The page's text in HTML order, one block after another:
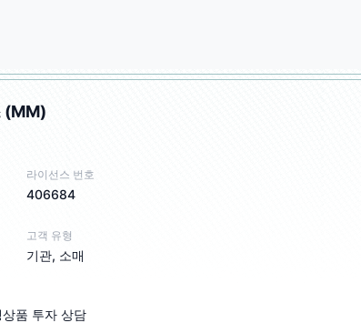
(MM)
라이선스 번호
406684
고객 유형
기관, 소매
품 투자 상담